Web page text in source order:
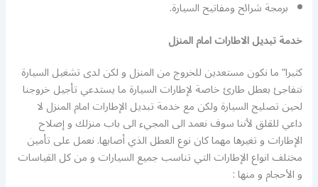
برمجة شرائح ومفاتيح السيارة.
خدمة تبديل الاطارات امام المنزل
كثيرا” ما نكون مستعدين للخروج من المنزل و لكن لدى تشغيل السيارة
نتفاجئ بعطل طارئ خاصة لإطارات السيارة ما يستدعي تأجيل خروجنا
لحين تصليح السيارة ولكن مع خدمة تبديل الإطارات امام المنزل لا
داعي للقلق لأننا سوف نعمد الى المجيء الى باب منزلك و إصلاح
الإطارات و تغيرها مهما كان نوع العطل الذي أصابها. نعمل على تأمين
مختلف انواع الإطارات التي تناسب جميع السيارات و من كل القياسات
و الأحجام و منها :